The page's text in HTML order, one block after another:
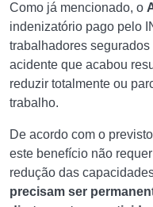
Como já mencionado, o
indenizatório pago pelo
trabalhadores
acidente que acabou
reduzir totalmente ou
trabalho.
De acordo com o
este benefício não
redução das
precisam ser